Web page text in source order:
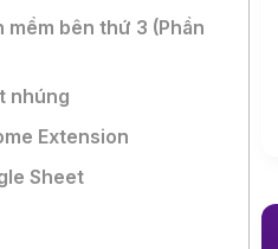
mềm bên thứ 3 (Phần
nhúng
Extension
Sheet